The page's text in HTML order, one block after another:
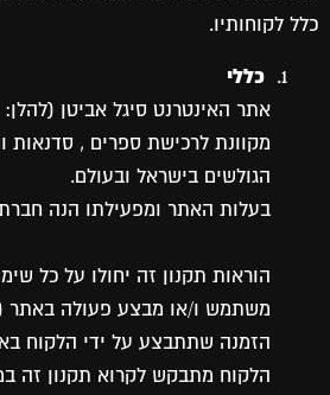
כלל לקוחותיו.
כללי
אתר האינטרנט סיגל אביטן
מקוונת לרכישת ספרים , סדנאות
הגולשים בישראל ובעולם.
בעלות האתר ומפעילתו הנה
הוראות תקנון זה יחולו על כל
משתמש ו/או מבצע פעולה באתר
הזמנה שתתבצע על ידי הלקוח
הלקוח מתבקש לקרוא תקנון זה